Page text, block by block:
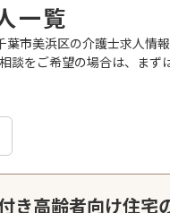
一覧
市美浜区の介護士求人
をご希望の場合は、まず
き高齢者向け住宅